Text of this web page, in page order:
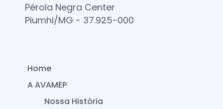
Pérola Negra Center
Piumhi/MG - 37.925-000
Home
A AVAMEP
Nossa História